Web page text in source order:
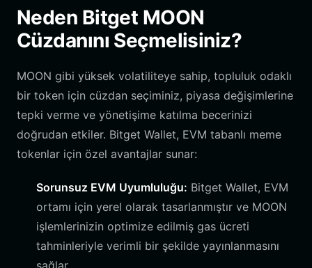
Neden Bitget MOON
Cüzdanını Seçmelisiniz?
MOON gibi yüksek volatiliteye sahip, topluluk odaklı
bir token için cüzdan seçiminiz, piyasa değişimlerine
tepki verme ve yönetişime katılma becerinizi
doğrudan etkiler. Bitget Wallet, EVM tabanlı meme
tokenlar için özel avantajlar sunar:
Sorunsuz EVM Uyumluluğu: Bitget Wallet, EVM
ortamı için yerel olarak tasarlanmıştır ve MOON
işlemlerinizin optimize edilmiş gas ücreti
tahminleriyle verimli bir şekilde yayınlanmasını
sağlar.